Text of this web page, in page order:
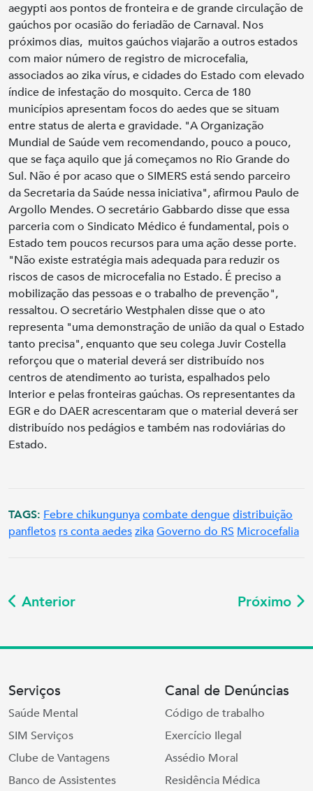
aegypti aos pontos de fronteira e de grande circulação de
gaúchos por ocasião do feriadão de Carnaval. Nos
próximos dias, muitos gaúchos viajarão a outros estados
com maior número de registro de microcefalia,
associados ao zika vírus, e cidades do Estado com elevado
índice de infestação do mosquito. Cerca de 180
municípios apresentam focos do aedes que se situam
entre status de alerta e gravidade. "A Organização
Mundial de Saúde vem recomendando, pouco a pouco,
que se faça aquilo que já começamos no Rio Grande do
Sul. Não é por acaso que o SIMERS está sendo parceiro
da Secretaria da Saúde nessa iniciativa", afirmou Paulo de
Argollo Mendes. O secretário Gabbardo disse que essa
parceria com o Sindicato Médico é fundamental, pois o
Estado tem poucos recursos para uma ação desse porte.
"Não existe estratégia mais adequada para reduzir os
riscos de casos de microcefalia no Estado. É preciso a
mobilização das pessoas e o trabalho de prevenção",
ressaltou. O secretário Westphalen disse que o ato
representa "uma demonstração de união da qual o Estado
tanto precisa", enquanto que seu colega Juvir Costella
reforçou que o material deverá ser distribuído nos
centros de atendimento ao turista, espalhados pelo
Interior e pelas fronteiras gaúchas. Os representantes da
EGR e do DAER acrescentaram que o material deverá ser
distribuído nos pedágios e também nas rodoviárias do
Estado.
TAGS: Febre chikungunyacombate denguedistribuição
panfletos rs conta aedeszikaGoverno do RS Microcefalia
Anterior Próximo
Serviços
Saúde Mental
SIM Serviços
Clube de Vantagens
Banco de Assistentes
Canal de Denúncias
Código de trabalho
Exercício Ilegal
Assédio Moral
Residência Médica